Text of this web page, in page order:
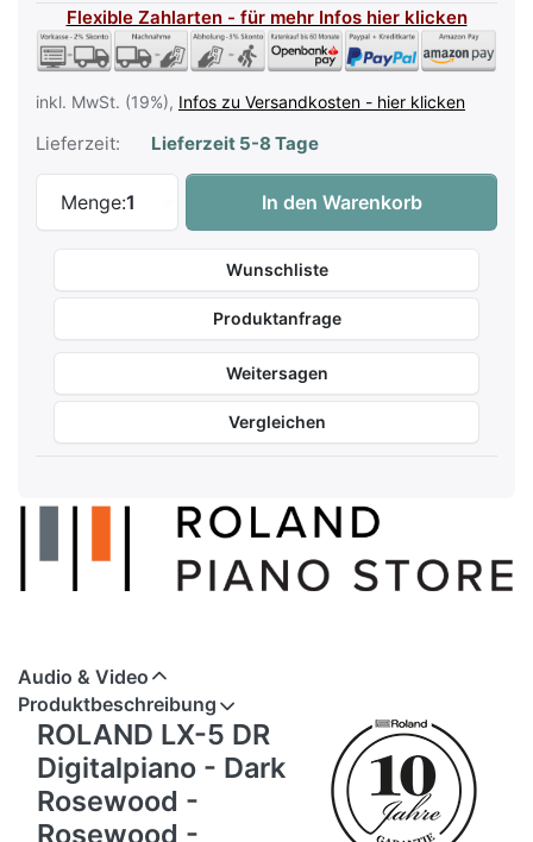
Flexible Zahlarten - für mehr Infos hier klicken
inkl. MwSt. (19%), Infos zu Versandkosten - hier klicken
Lieferzeit: Lieferzeit 5-8 Tage
Menge:1
Roland LX-5 DR Digitalpiano Dark
In den Warenkorb
Wunschliste
Produktanfrage
Weitersagen
Vergleichen
Audio & Video
Produktbeschreibung
ROLAND LX-5 DR
Digitalpiano - Dark
Rosewood -
Rosewood -